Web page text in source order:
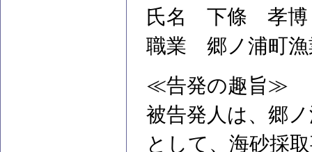
氏名 下條 孝博
職業 郷ノ浦町
≪告発の趣旨≫
被告発人は、郷
として、海砂採